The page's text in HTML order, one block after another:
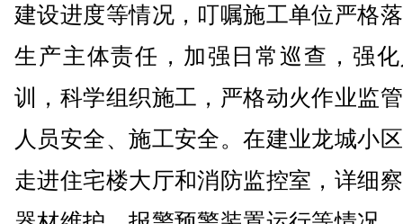
建设进度等情况，叮嘱施工单位严格
生产主体责任，加强日常巡查，强
训，科学组织施工，严格动火作业监
人员安全、施工安全。在建业龙城小
走进住宅楼大厅和消防监控室，详细